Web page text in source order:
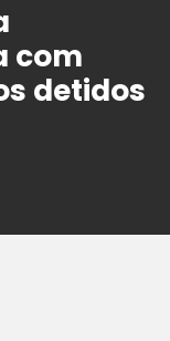
com
detidos